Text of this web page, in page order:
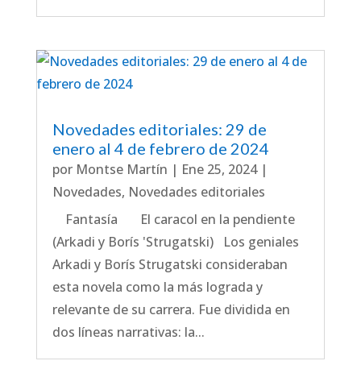
Novedades editoriales: 29 de
enero al 4 de febrero de 2024
por Montse Martín | Ene 25, 2024|
Novedades, Novedades editoriales
Fantasía El caracol en la pendiente
(Arkadi y Borís 'Strugatski) Los geniales
Arkadi y Borís Strugatski consideraban
esta novela como la más lograda y
relevante de su carrera. Fue dividida en
dos líneas narrativas: la...